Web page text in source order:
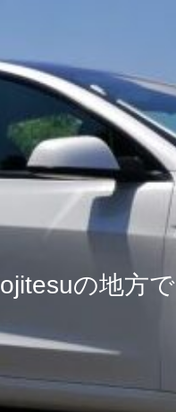
ojitesuの地方